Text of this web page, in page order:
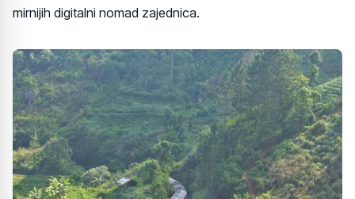
mirnijih digitalni nomad zajednica.